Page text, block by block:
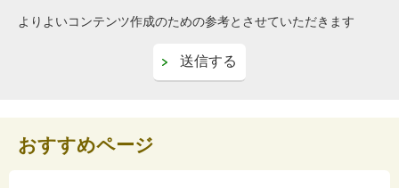
よりよいコンテンツ作成のための参考とさせていただきます
おすすめページ